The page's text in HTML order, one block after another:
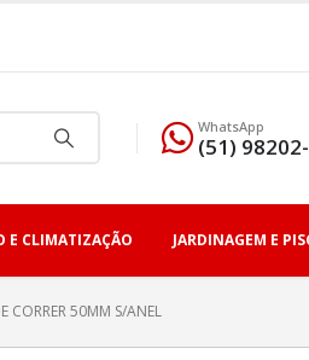
WhatsApp
(51)
E CLIMATIZAÇÃO JARDINAGEM E
CORRER 50MM S/ANEL